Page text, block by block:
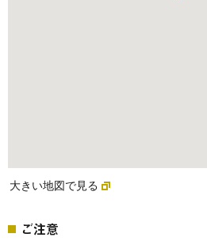
大きい地図で見る
ご注意